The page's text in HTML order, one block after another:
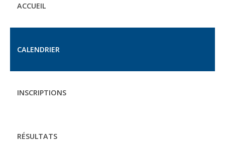
ACCUEIL
CALENDRIER
INSCRIPTIONS
RÉSULTATS